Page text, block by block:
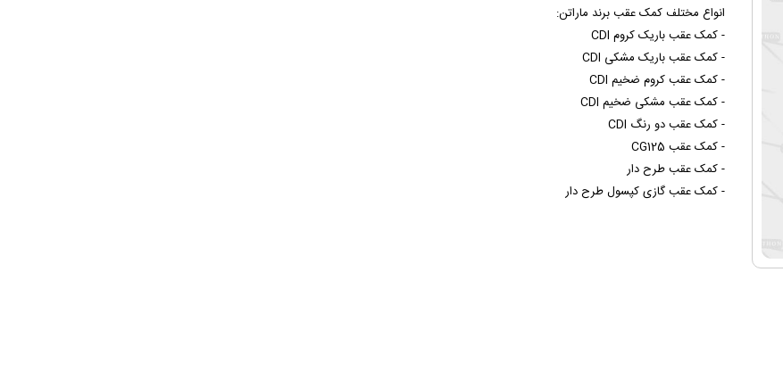
انواع مختلف کمک عقب برند ماراتن:
- کمک عقب باریک کروم CDI
- کمک عقب باریک مشکی CDI
- کمک عقب کروم ضخیم CDI
- کمک عقب مشکی ضخیم CDI
- کمک عقب دو رنگ CDI
- کمک عقب CG125
- کمک عقب طرح دار
- کمک عقب گازی کپسول طرح دار